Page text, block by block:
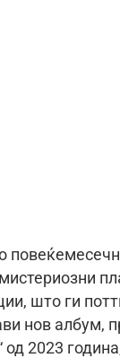
што ги
нов албум,
од 2023